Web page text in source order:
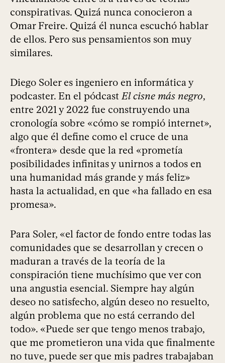
conspirativas. Quizá nunca conocieron a
Omar Freire. Quizá él nunca escuchó hablar
de ellos. Pero sus pensamientos son muy
similares.
Diego Soler es ingeniero en informática y
podcaster. En el pódcast El cisne más negro,
entre 2021 y 2022 fue construyendo una
cronología sobre «cómo se rompió internet»,
algo que él define como el cruce de una
«frontera» desde que la red «prometía
posibilidades infinitas y unirnos a todos en
una humanidad más grande y más feliz»
hasta la actualidad, en que «ha fallado en esa
promesa».
Para Soler, «el factor de fondo entre todas las
comunidades que se desarrollan y crecen o
maduran a través de la teoría de la
conspiración tiene muchísimo que ver con
una angustia esencial. Siempre hay algún
deseo no satisfecho, algún deseo no resuelto,
algún problema que no está cerrando del
todo». «Puede ser que tengo menos trabajo,
que me prometieron una vida que finalmente
no tuve, puede ser que mis padres trabajaban